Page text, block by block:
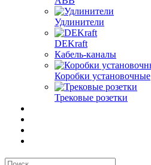
Удлинители
DEKraft
Кабель-каналы
Коробки установочные
Трековые розетки